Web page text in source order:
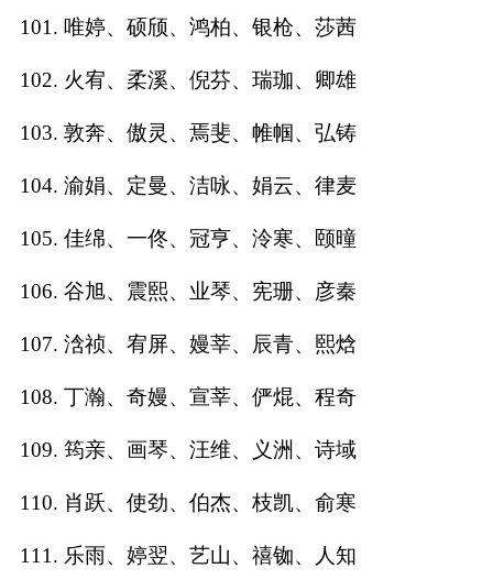
101. 唯婷、硕颀、鸿柏、银枪、莎茜
102. 火宥、柔溪、倪芬、瑞珈、卿雄
103. 敦奔、傲灵、焉斐、帷帼、弘铸
104. 渝娟、定曼、洁咏、娟云、律麦
105. 佳绵、一佟、冠亨、泠寒、颐曈
106. 谷旭、震熙、业琴、宪珊、彦秦
107. 浛祯、宥屏、嫚莘、辰青、熙焓
108. 丁瀚、奇嫚、宣莘、俨焜、程奇
109. 筠亲、画琴、汪维、义洲、诗域
110. 肖跃、使劲、伯杰、枝凯、俞寒
111. 乐雨、婷翌、艺山、禧铷、人知